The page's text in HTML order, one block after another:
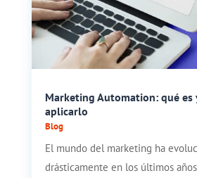
Marketing Automation: qué es
aplicarlo
Blog
El mundo del marketing ha
drásticamente en los últimos